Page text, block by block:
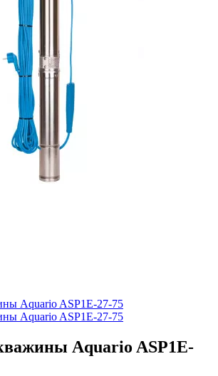
Aquario ASP1E-